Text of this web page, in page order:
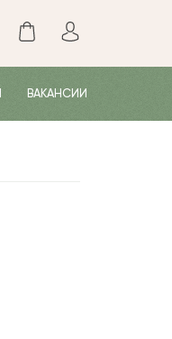
ВАКАНСИИ